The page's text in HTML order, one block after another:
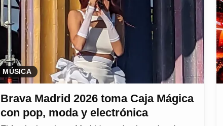
MÚSICA
Brava Madrid 2026 toma Caja Mágica
con pop, moda y electrónica